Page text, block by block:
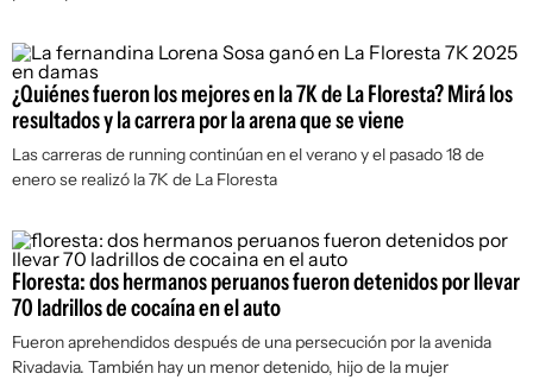
¿Quiénes fueron los mejores en la 7K de La Floresta? Mirá los
resultados y la carrera por la arena que se viene
Las carreras de running continúan en el verano y el pasado 18 de
enero se realizó la 7K de La Floresta
Floresta: dos hermanos peruanos fueron detenidos por llevar
70 ladrillos de cocaína en el auto
Fueron aprehendidos después de una persecución por la avenida
Rivadavia. También hay un menor detenido, hijo de la mujer